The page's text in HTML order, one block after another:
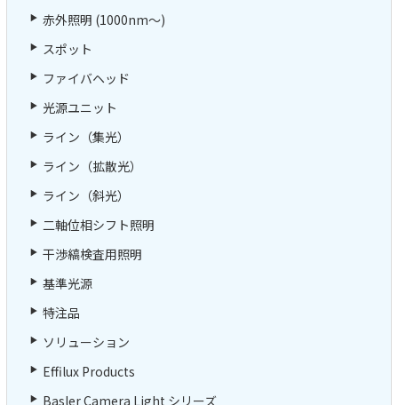
赤外照明 (1000nm～)
スポット
ファイバヘッド
光源ユニット
ライン（集光）
ライン（拡散光）
ライン（斜光）
二軸位相シフト照明
干渉縞検査用照明
基準光源
特注品
ソリューション
Effilux Products
Basler Camera Light シリーズ